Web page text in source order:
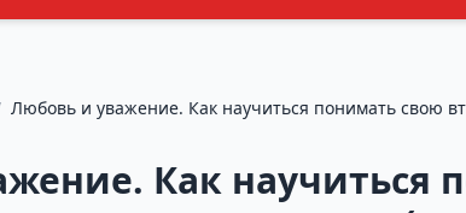
Любовь и уважение. Как научиться понимать свою
Как научиться